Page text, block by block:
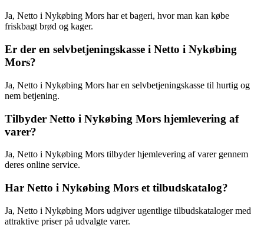
Ja, Netto i Nykøbing Mors har et bageri, hvor man kan købe
friskbagt brød og kager.
Er der en selvbetjeningskasse i Netto i Nykøbing
Mors?
Ja, Netto i Nykøbing Mors har en selvbetjeningskasse til hurtig og
nem betjening.
Tilbyder Netto i Nykøbing Mors hjemlevering af
varer?
Ja, Netto i Nykøbing Mors tilbyder hjemlevering af varer gennem
deres online service.
Har Netto i Nykøbing Mors et tilbudskatalog?
Ja, Netto i Nykøbing Mors udgiver ugentlige tilbudskataloger med
attraktive priser på udvalgte varer.